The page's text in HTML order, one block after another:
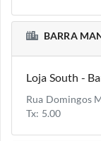
BARRA
Loja South -
Rua Domingos
Tx: 5.00